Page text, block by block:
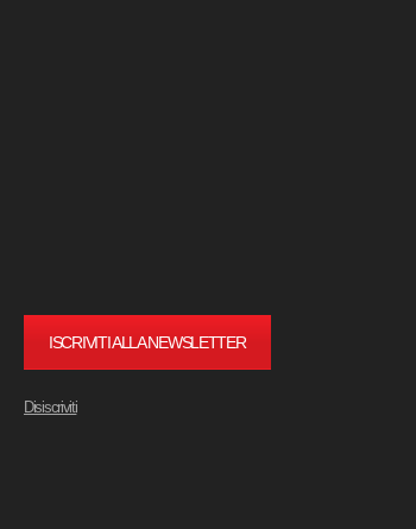
ISCRIVITI ALLA NEWSLETTER
Disiscriviti